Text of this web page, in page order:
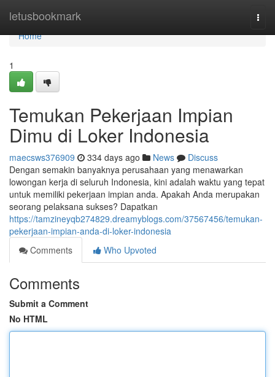
letusbookmark
Home
Home
1
Temukan Pekerjaan Impian
Dimu di Loker Indonesia
maecsws376909 334 days ago News
Discuss
Dengan semakin banyaknya perusahaan yang menawarkan
lowongan kerja di seluruh Indonesia, kini adalah waktu yang tepat
untuk memiliki pekerjaan impian anda. Apakah Anda merupakan
seorang pelaksana sukses? Dapatkan
https://tamzineyqb274829.dreamyblogs.com/37567456/temukan-
pekerjaan-impian-anda-di-loker-indonesia
Comments
Who Upvoted
Comments
Submit a Comment
No HTML